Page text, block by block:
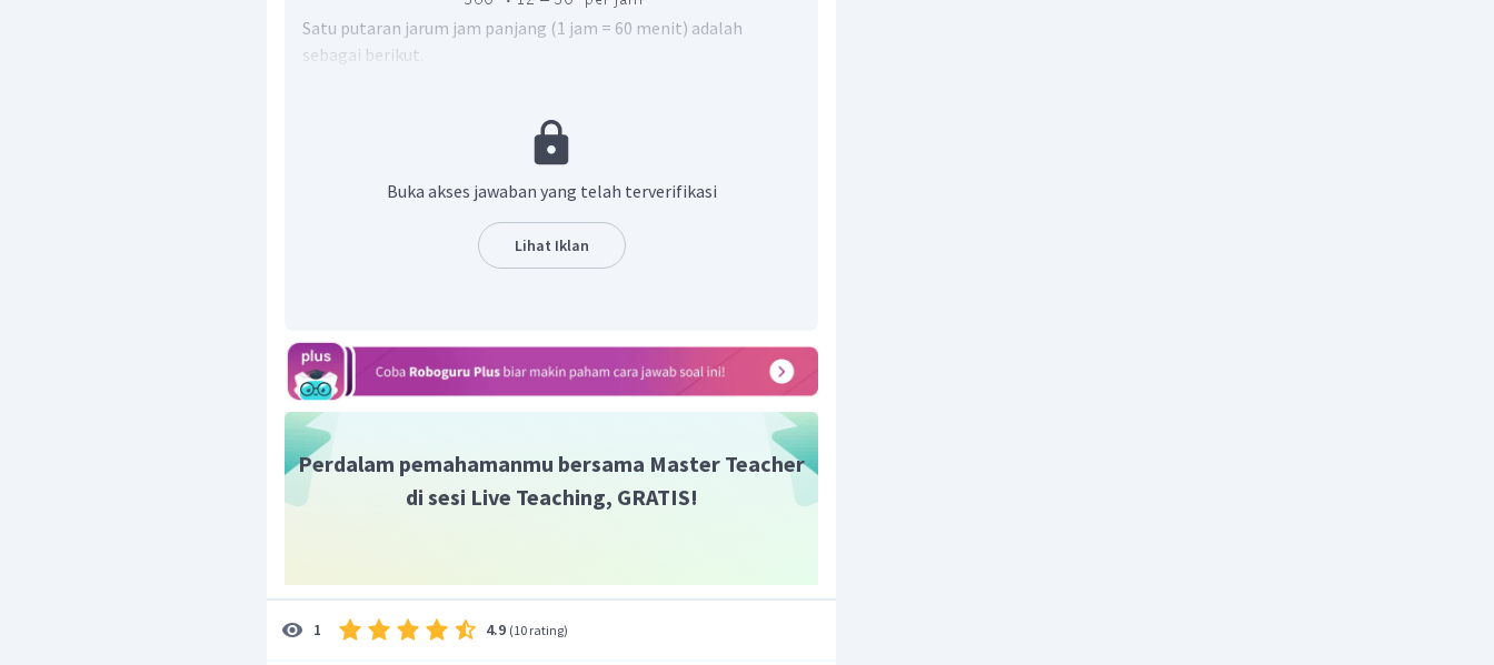
Satu putaran jarum jam panjang (1 jam = 60 menit) adalah
sebagai berikut.
Perhatikan gambar jarum pendek!
Pukul 07.30 maka sudut jarum pendek bergerak 7 jam 30 menit
dari angka 12 adalah sebagai berikut.
Buka akses jawaban yang telah terverifikasi
Lihat Iklan
Perdalam pemahamanmu bersama Master Teacher
di sesi Live Teaching, GRATIS!
1 4.9 (10 rating)